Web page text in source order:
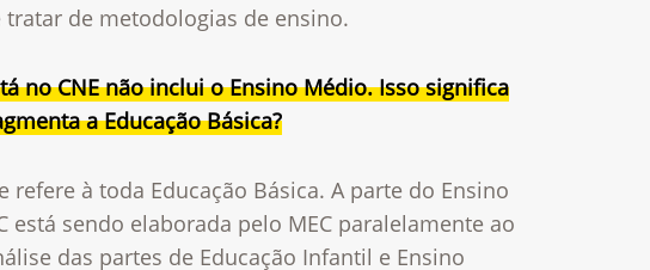
tratar de metodologias de ensino.
no CNE não inclui o Ensino Médio. Isso significa
a Educação Básica?
refere à toda Educação Básica. A parte do Ensino
está sendo elaborada pelo MEC paralelamente ao
das partes de Educação Infantil e Ensino